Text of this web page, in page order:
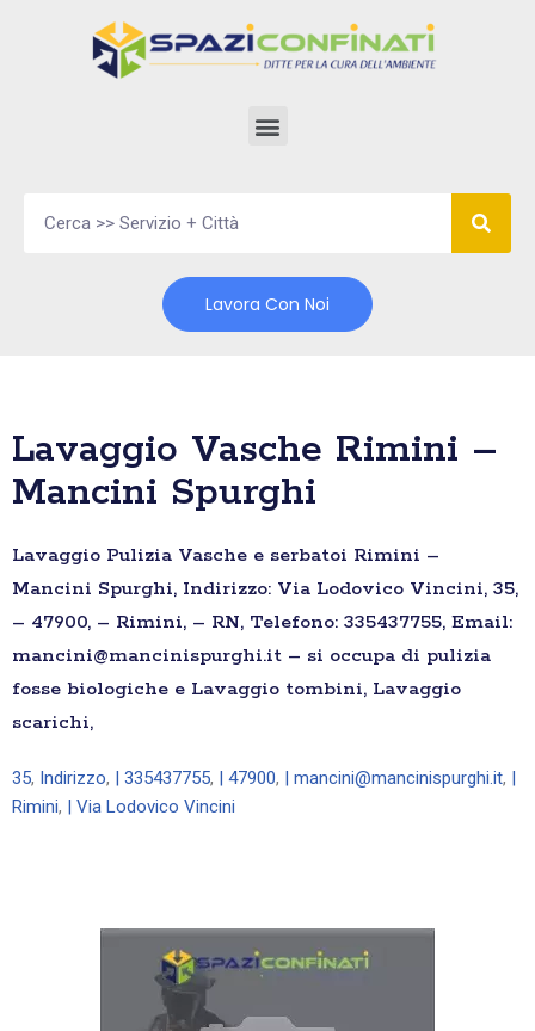
Lavora Con Noi
Lavaggio Vasche Rimini –
Mancini Spurghi
Lavaggio Pulizia Vasche e serbatoi Rimini –
Mancini Spurghi, Indirizzo: Via Lodovico Vincini, 35,
– 47900, – Rimini, – RN, Telefono: 335437755, Email:
mancini@mancinispurghi.it – si occupa di pulizia
fosse biologiche e Lavaggio tombini, Lavaggio
scarichi,
35, Indirizzo, | 335437755, | 47900, | mancini@mancinispurghi.it,
Rimini, | Via Lodovico Vincini